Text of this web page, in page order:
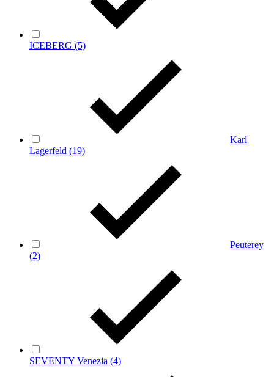
ICEBERG (5)
Karl
Lagerfeld (19)
Peuterey
(2)
SEVENTY Venezia (4)